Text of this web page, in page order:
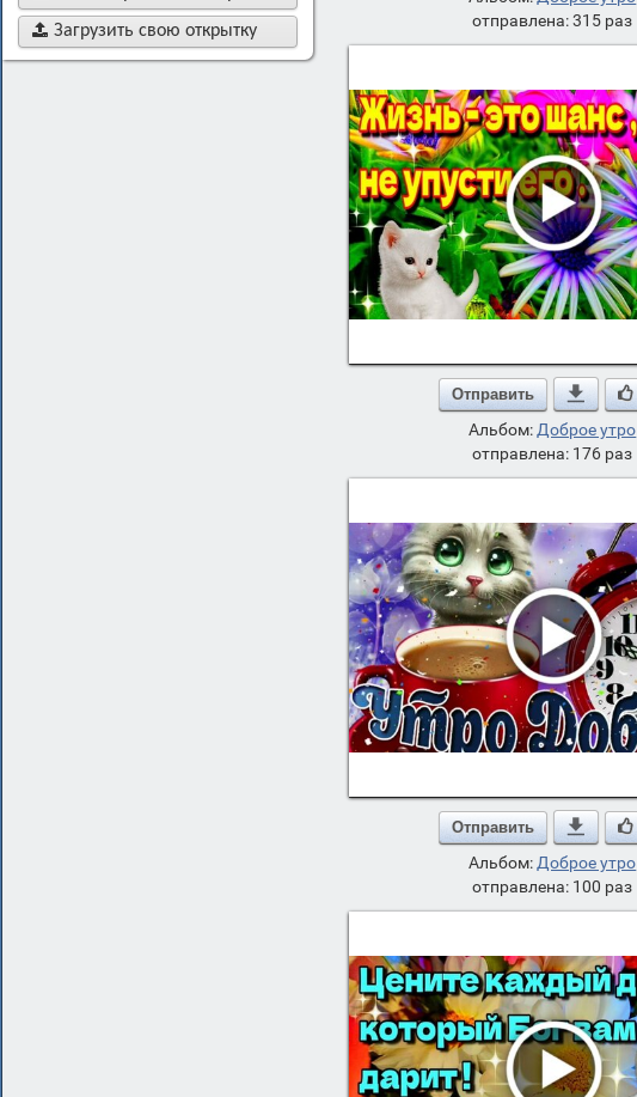
 Загрузить свою открытку
отправлена: 315 раз
Отправить 
Альбом: Доброе утро
отправлена: 176 раз
Отправить 
Альбом: Доброе утро
отправлена: 100 раз